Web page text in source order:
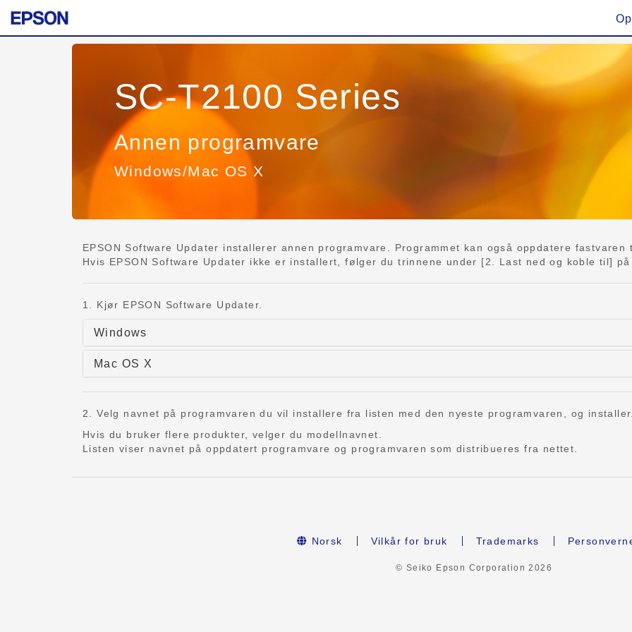
SC-T2100 Series
Annen programvare
Windows/Mac OS X
EPSON Software Updater installerer annen programvare. Programmet kan også oppdatere
Hvis EPSON Software Updater ikke er installert, følger du trinnene under [2. Last ned og koble til] på
1. Kjør EPSON Software Updater.
Windows
Mac OS X
2. Velg navnet på programvaren du vil installere fra listen med den nyeste programvaren, og installer.
Hvis du bruker flere produkter, velger du modellnavnet.
Listen viser navnet på oppdatert programvare og programvaren som distribueres fra nettet.
Norsk Vilkår for bruk Trademarks
© Seiko Epson Corporation2026